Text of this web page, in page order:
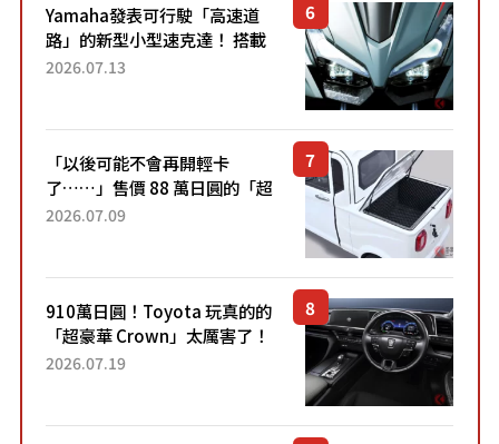
Yamaha發表可行駛「高速道
路」的新型小型速克達！ 搭載
能享受超強勁「渦輪感」的動
2026.07.13
「以後可能不會再開輕卡
了……」售價 88 萬日圓的「超
迷你輕型貨車」引發兩極評
了！...
2026.07.09
910萬日圓！Toyota 玩真的的
「超豪華 Crown」太厲害了！
採用由「匠人技藝」打造的
2026.07.19